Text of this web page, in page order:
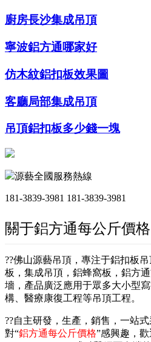
廚房長沙集成吊頂
寧波鋁方通哪家好
仿木紋鋁扣板效果圖
客廳局部集成吊頂
吊頂鋁扣板多少錢一塊
源藝全國服務熱線
181-3839-3981 181-3839-3981
關于鋁方通每公斤價
??佛山源藝吊頂，專注于鋁扣板
板，集成吊頂，鋁蜂窩板，鋁方
墻，產品廣泛應用于眾多大小型
構、醫療康復工程等吊頂工程。
??自主研發，生產，銷售，一站
對“鋁方通每公斤價格”感興趣，